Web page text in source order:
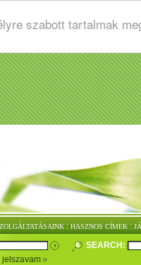
szabott tartalmak
: HASZNOS CÍMEK :
SEARCH:
jelszavam